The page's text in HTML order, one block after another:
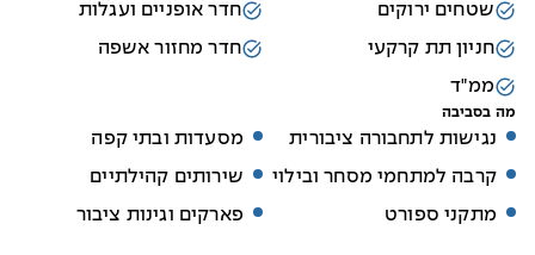
שטחים ירוקים חדר אופניים ועגלות
חניון תת קרקעי חדר מחזור אשפה
ממ"ד
מה בסביבה
נגישות לתחבורה ציבורית מסעדות ובתי קפה
קרבה למתחמי מסחר ובילוי שירותים קהילתיים
מתקני ספורט פארקים וגינות ציבור